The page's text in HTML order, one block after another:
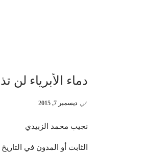
دماء الأبرياء
في ديسمبر 7, 2015
نجيب محمد الزبيدي
الثابت أو المدون في